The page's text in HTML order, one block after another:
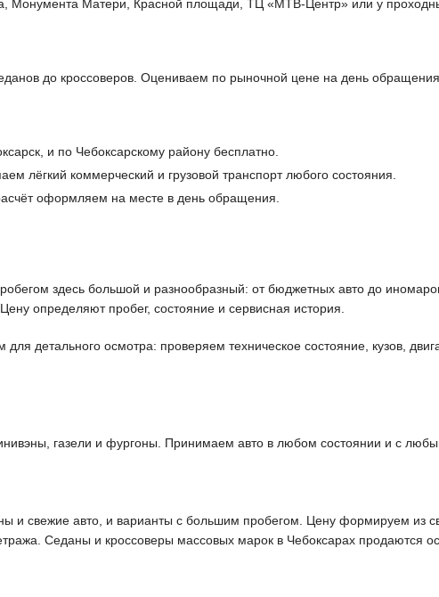
Монумента Матери, Красной площади, ТЦ «МТВ-Центр» или у
до кроссоверов. Оцениваем по рыночной цене на день обращения.
и по Чебоксарскому району бесплатно.
лёгкий коммерческий и грузовой транспорт любого состояния.
оформляем на месте в день обращения.
здесь большой и разнообразный: от бюджетных авто до
определяют пробег, состояние и сервисная история.
детального осмотра: проверяем техническое состояние, кузов,
газели и фургоны. Принимаем авто в любом состоянии и с
и свежие авто, и варианты с большим пробегом. Цену формируем из
Седаны и кроссоверы массовых марок в Чебоксарах продаются